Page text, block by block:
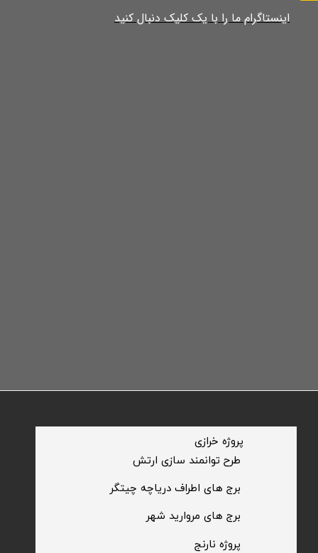
​طرح توانمند سازی ارتش
​پروژه خرازی
​پروژه نارنج
​برج های اطراف دریاچه چیتگر
​برج های مروارید شهر
​​​​​​​​​اینستاگرام ما را با یک کلیک دنبال کنید